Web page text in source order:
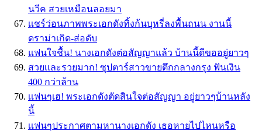
นวีค สวยเหมือนลอยมา
เเชร์ว่อนภาพพระเอกดังทิ้งก้นบุหรี่ลงพื้นถนน งานนี้
ดราม่าเกิด-ส่อดับ
แฟนใจชื้น! นางเอกดังต่อสัญญาแล้ว บ้านนี้ดีขออยู่ยาวๆ
สวยเเละรวยมาก! ซุปตาร์สาวขายตึกกลางกรุง ฟันเงิน
400 กว่าล้าน
เเฟนๆเฮ! พระเอกดังตัดสินใจต่อสัญญา อยู่ยาวๆบ้านหลัง
นี้
เเฟนๆประกาศตามหานางเอกดัง เธอหายไปไหนหรือ